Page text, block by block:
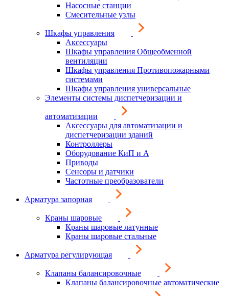
Насосные станции
Смесительные узлы
Шкафы управления
Аксессуары
Шкафы управления Общеобменной
вентиляции
Шкафы управления Противопожарными
системами
Шкафы управления универсальные
Элементы системы диспетчеризации и
автоматизации
Аксессуары для автоматизации и
диспетчеризации зданий
Контроллеры
Оборудование КиП и А
Приводы
Сенсоры и датчики
Частотные преобразователи
Арматура запорная
Краны шаровые
Краны шаровые латунные
Краны шаровые стальные
Арматура регулирующая
Клапаны балансировочные
Клапаны балансировочные автоматические